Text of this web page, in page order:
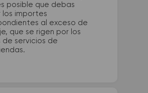
posible que debas
los importes
al exceso de
que se rigen por los
de servicios de